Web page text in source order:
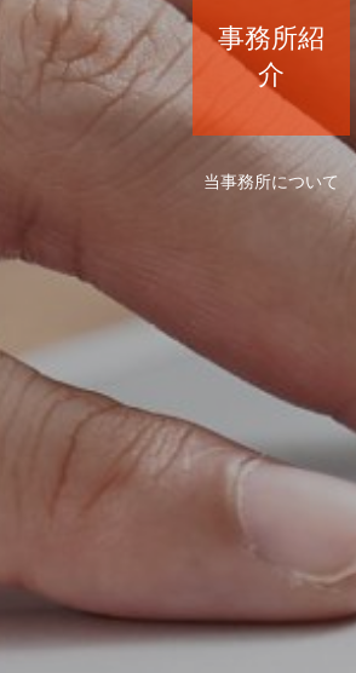
事務所紹
介
当事務所について